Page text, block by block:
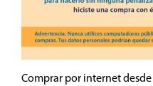
Comprar por internet